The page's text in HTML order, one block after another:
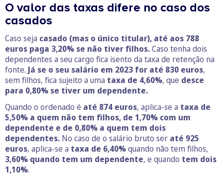
O valor das taxas difere no caso dos
casados
Caso seja casado (mas o único titular), até aos 788
euros paga 3,20% se não tiver filhos.Caso tenha dois
dependentes a seu cargo fica isento da taxa de retenção na
fonte. Já se o seu salário em 2023 for até 830 euros,
sem filhos, fica sujeito a uma taxa de 4,60%, que desce
para 0,80% se tiver um dependente.
Quando o ordenado é até 874 euros, aplica-se a taxa de
5,50% a quem não tem filhos, de 1,70% com um
dependente e de 0,80% a quem tem dois
dependentes. No caso de o salário bruto ser até 925
euros, aplica-se a taxa de 6,40%quando não tem filhos,
3,60% quando tem um dependente, e quando tem dois
1,10%.